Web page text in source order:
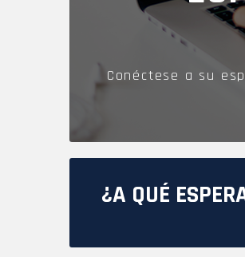
ANDAMIOS FIJOS
Conéctese a su
¿A QUÉ